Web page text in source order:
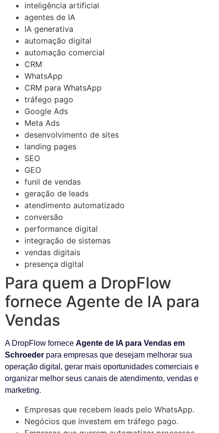
inteligência artificial
agentes de IA
IA generativa
automação digital
automação comercial
CRM
WhatsApp
CRM para WhatsApp
tráfego pago
Google Ads
Meta Ads
desenvolvimento de sites
landing pages
SEO
GEO
funil de vendas
geração de leads
atendimento automatizado
conversão
performance digital
integração de sistemas
vendas digitais
presença digital
Para quem a DropFlow
fornece Agente de IA para
Vendas
A DropFlow fornece Agente de IA para Vendas em
Schroeder para empresas que desejam melhorar sua
operação digital, gerar mais oportunidades comerciais e
organizar melhor seus canais de atendimento, vendas e
marketing.
Empresas que recebem leads pelo WhatsApp.
Negócios que investem em tráfego pago.